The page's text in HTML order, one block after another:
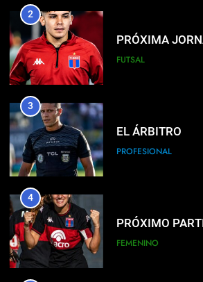
2
PRÓXIMA
FUTSAL
3
EL ÁRBITRO
PROFESIONAL
4
PRÓXIMO
FEMENINO